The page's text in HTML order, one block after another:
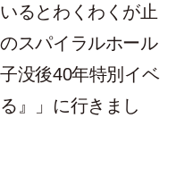
るとわくわくが止
スパイラルホール
没後40年特別イベ
』」に行きまし